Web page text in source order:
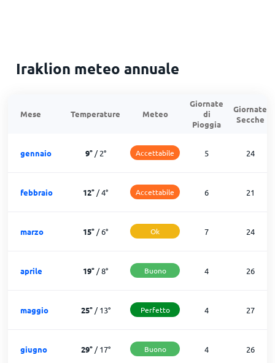
Iraklion meteo annuale
Mese Temperature Meteo
Giornate
di
Pioggia
Giornate
Secche
gennaio 9°/2° Accettabile 5 24
febbraio 12° /4° Accettabile 6 21
marzo 15° /6° Ok 7 24
aprile 19° /8° Buono 4 26
maggio 25°/13° Perfetto 4 27
giugno 29°/17° Buono 4 26